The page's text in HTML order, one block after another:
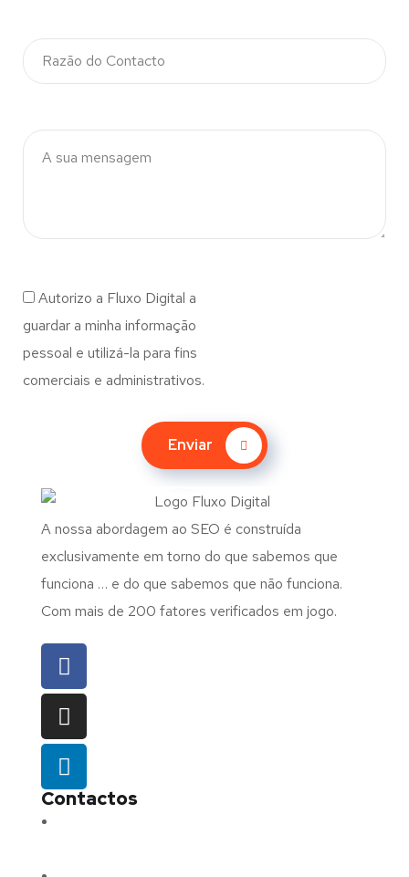
Autorizo a Fluxo Digital a
guardar a minha informação
pessoal e utilizá-la para fins
comerciais e administrativos.
Enviar
A nossa abordagem ao SEO é construída
exclusivamente em torno do que sabemos que
funciona … e do que sabemos que não funciona.
Com mais de 200 fatores verificados em jogo.
Contactos